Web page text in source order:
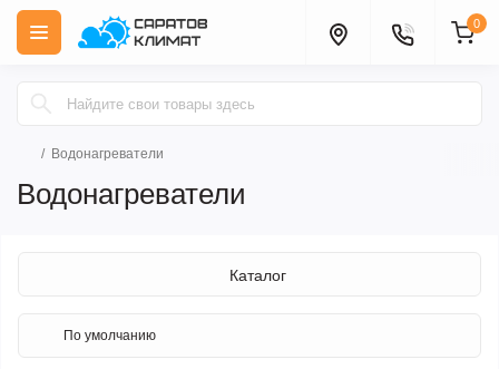
0
Водонагреватели
Водонагреватели
Каталог